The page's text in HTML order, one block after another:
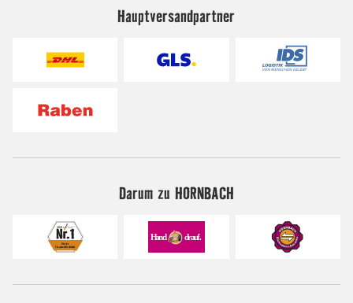
Hauptversandpartner
Darum zu HORNBACH